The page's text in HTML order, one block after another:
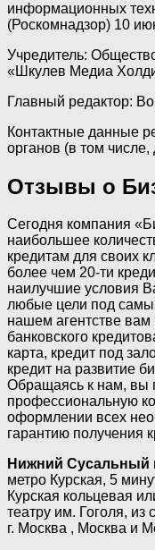
информационных
(Роскомнадзор) 10
Учредитель:
«Шкулев Медиа
Главный редактор:
Контактные данные
органов (в том
Отзывы о
Сегодня компания
наибольшее
кредитам для своих
более чем 20-ти
наилучшие условия
любые цели под
нашем агентстве вам
банковского
карта, кредит под
кредит на развитие
Обращаясь к нам, вы
профессиональную
оформлении всех
гарантию получения
Нижний Сусальный
метро Курская, 5
Курская кольцевая
театру им. Гоголя, из
г. Москва , Москва и